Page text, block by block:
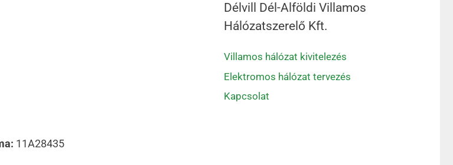
11A28435
Délvill Dél-Alföldi Villamos
Hálózatszerelő Kft.
Villamos hálózat kivitelezés
Elektromos hálózat tervezés
Kapcsolat